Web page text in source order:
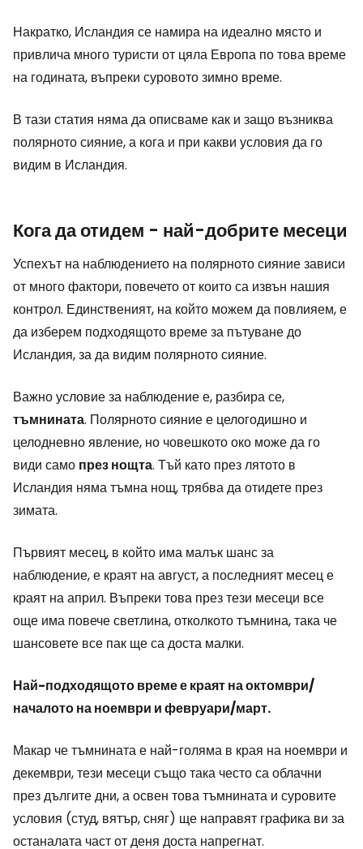
Накратко, Исландия се намира на идеално място и
привлича много туристи от цяла Европа по това време
на годината, въпреки суровото зимно време.
В тази статия няма да описваме как и защо възниква
полярното сияние, а кога и при какви условия да го
видим в Исландия.
Кога да отидем - най-добрите месеци
Успехът на наблюдението на полярното сияние зависи
от много фактори, повечето от които са извън нашия
контрол. Единственият, на който можем да повлияем, е
да изберем подходящото време за пътуване до
Исландия, за да видим полярното сияние.
Важно условие за наблюдение е, разбира се,
тъмнината. Полярното сияние е целогодишно и
целодневно явление, но човешкото око може да го
види само през нощта. Тъй като през лятото в
Исландия няма тъмна нощ, трябва да отидете през
зимата.
Първият месец, в който има малък шанс за
наблюдение, е краят на август, а последният месец е
краят на април. Въпреки това през тези месеци все
още има повече светлина, отколкото тъмнина, така че
шансовете все пак ще са доста малки.
Най-подходящото време е краят на октомври/
началото на ноември и февруари/март.
Макар че тъмнината е най-голяма в края на ноември и
декември, тези месеци също така често са облачни
през дългите дни, а освен това тъмнината и суровите
условия (студ, вятър, сняг) ще направят графика ви за
останалата част от деня доста напрегнат.